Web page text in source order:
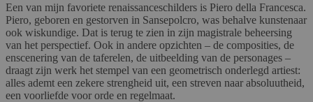
Een van mijn favoriete renaissanceschilders is Piero della Francesca.
Piero, geboren en gestorven in Sansepolcro, was behalve kunstenaar
ook wiskundige. Dat is terug te zien in zijn magistrale beheersing
van het perspectief. Ook in andere opzichten – de composities, de
enscenering van de taferelen, de uitbeelding van de personages –
draagt zijn werk het stempel van een geometrisch onderlegd artiest:
alles ademt een zekere strengheid uit, een streven naar absoluutheid,
een voorliefde voor orde en regelmaat.